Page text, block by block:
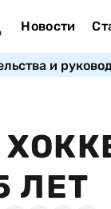
Новости
и
ЛЕТ